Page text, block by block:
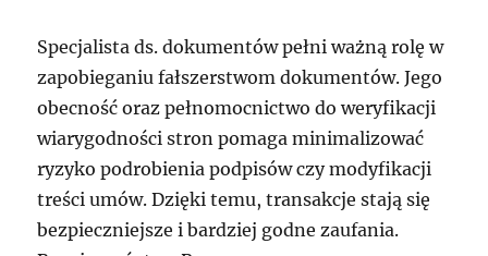
Specjalista ds. dokumentów pełni ważną rolę w
zapobieganiu fałszerstwom dokumentów. Jego
obecność oraz pełnomocnictwo do weryfikacji
wiarygodności stron pomaga minimalizować
ryzyko podrobienia podpisów czy modyfikacji
treści umów. Dzięki temu, transakcje stają się
bezpieczniejsze i bardziej godne zaufania.